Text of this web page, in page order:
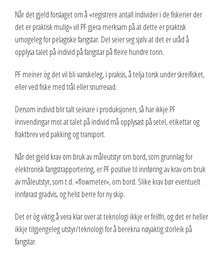
Når det gjeld forslaget om å «registrere antall individer i de fiskerier der
det er praktisk mulig» vil PF gjera merksam på at dette er praktisk
umogeleg for pelagiske fangstar. Det seier seg sjølv at det er uråd å
opplysa talet på individ på fangstar på fleire hundre tonn.
PF meiner òg det vil bli vanskeleg, i praksis, å telja torsk under skreifisket,
eller ved fiske med trål eller snurrevad.
Dersom individ blir talt seinare i produksjonen, så har ikkje PF
innvendingar mot at talet på individ må opplysast på setel, etikettar og
fraktbrev ved pakking og transport.
Når det gjeld krav om bruk av måleutstyr om bord, som grunnlag for
elektronisk fangstrapportering, er PF positive til innføring av krav om bruk
av måleutstyr, som t.d. «flowmeter», om bord. Slike krav bør eventuelt
innførast gradvis, og helst berre for ny skip.
Det er òg viktig å vera klar over at teknologi ikkje er feilfri, og det er heller
ikkje tilgjengeleg utstyr/teknologi for å berekna nøyaktig storleik på
fangstar.